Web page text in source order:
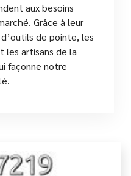
aux besoins
Grâce à leur
de pointe, les
les artisans de la
façonne notre